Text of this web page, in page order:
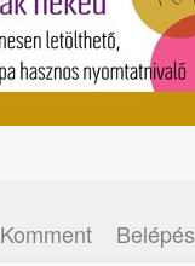
Komment Belépés